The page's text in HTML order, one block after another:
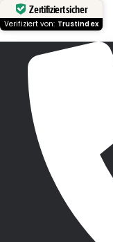
Zertifiziert sicher
Verifiziert von: Trustindex